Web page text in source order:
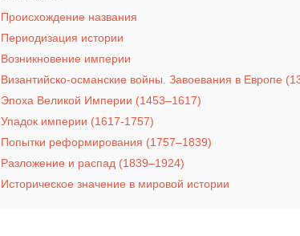
Происхождение названия
Периодизация истории
Возникновение империи
Византийско-османские войны. Завоевания в Европе
Эпоха Великой Империи (1453–1617)
Упадок империи (1617-1757)
Попытки реформирования (1757–1839)
Разложение и распад (1839–1924)
Историческое значение в мировой истории